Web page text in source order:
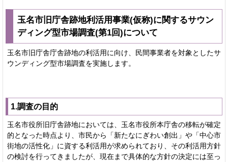
玉名市旧庁舎跡地利活用事業(仮称)に関するサウン
ディング型市場調査(第1回)について
玉名市旧庁舎庁舎跡地の利活用に向け、民間事業者を対象としたサ
ウンディング型市場調査を実施します。
1.調査の目的
玉名市役所旧庁舎跡地においては、玉名市役所本庁舎の移転が確定
的となった時点より、市民から「新たなにぎわい創出」や「中心市
街地の活性化」に資する利活用が求められており、その利活用方針
の検討を行ってきましたが、現在まで具体的な方針の決定には至っ